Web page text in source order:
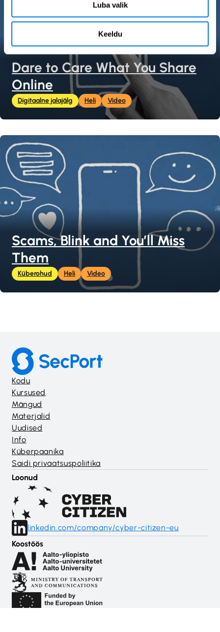
Luba valik
Keeldu
Dare to Care What You Share
Online
Digitaalne jalajälg Heli Video
Scams, Blink and You’ll Miss
Them
Küberohud Heli Video
Kodu
Kursused
Mängud
Materjalid
Uudised
Info
Küberpaanika
Saidi privaatsuspoliitika
Loonud
linkedin.com/company/cyber-citizen-eu
Koostöös